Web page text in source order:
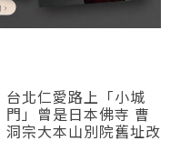
台北仁愛路上「小城
門」曾是日本佛寺 曹
洞宗大本山別院舊址改